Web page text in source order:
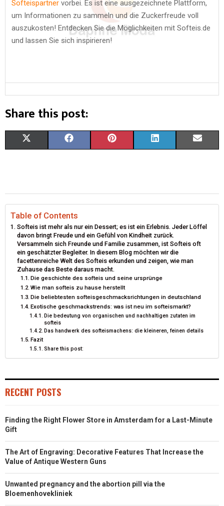
Softeispartner vorbei. Es ist eine ausgezeichnete Plattform,
um Informationen zu sammeln und die Zuckerfreude voll
auszukosten! Entdecken Sie die Möglichkeiten mit Softeis.de
und lassen Sie sich inspirieren!
Share this post:
R
O
N
W
T
T
E
R
)
R
O
N
E
O
O
K
R
O
N
T
R
E
S
T
R
O
N
K
D
I
N
R
O
I
Table of Contents
Softeis ist mehr als nur ein Dessert; es ist ein Erlebnis. Jeder Löffel
davon bringt Freude und ein Gefühl von Kindheit zurück.
Versammeln sich Freunde und Familie zusammen, ist Softeis oft
ein geschätzter Begleiter. In diesem Blog möchten wir die
facettenreiche Welt des Softeis erkunden und zeigen, wie man
Zuhause das Beste daraus macht.
Die geschichte des softeis und seine ursprünge
Wie man softeis zu hause herstellt
Die beliebtesten softeisgeschmacksrichtungen in deutschland
Exotische geschmackstrends: was ist neu im softeismarkt?
Die bedeutung von organischen und nachhaltigen zutaten im
softeis
Das handwerk des softeismachens: die kleineren, feinen details
Fazit
Share this post:
RECENT POSTS
Finding the Right Flower Store in Amsterdam for a Last-Minute
Gift
The Art of Engraving: Decorative Features That Increase the
Value of Antique Western Guns
Unwanted pregnancy and the abortion pill via the
Bloemenhovekliniek